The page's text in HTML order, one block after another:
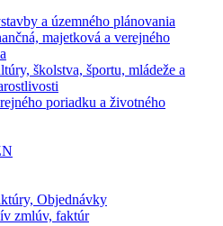
a územného plánovania
majetková a verejného
školstva, športu, mládeže a
poriadku a životného
Objednávky
zmlúv, faktúr